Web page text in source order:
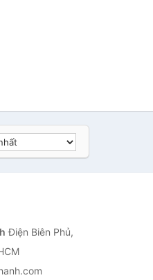
Điện Biên Phủ,